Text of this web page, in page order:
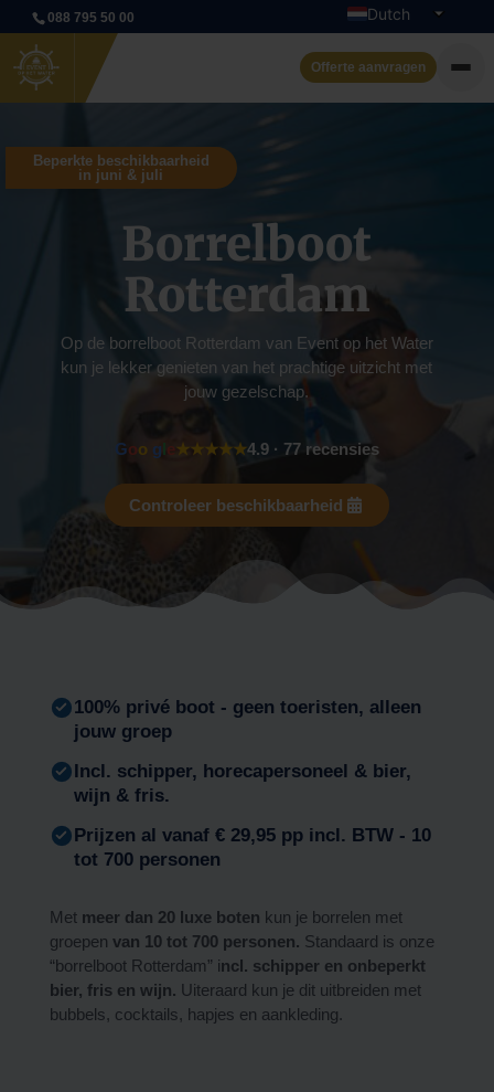
088 795 50 00
Dutch
English
Offerte aanvragen
Evenementenboten
Arrangementen
Contact
Beperkte beschikbaarheid
in juni & juli
Borrelboot
Rotterdam
Op de borrelboot Rotterdam van Event op het Water
kun je lekker genieten van het prachtige uitzicht met
jouw gezelschap.
Goo g e★★★★★4.9 · 77 recensies
Controleer beschikbaarheid
100% privé boot - geen toeristen, alleen
jouw groep
Incl. schipper, horecapersoneel & bier,
wijn & fris.
Prijzen al vanaf € 29,95 pp incl. BTW - 10
tot 700 personen
Met meer dan 20 luxe boten kun je borrelen met
groepen van 10 tot 700 personen. Standaard is onze
“borrelboot Rotterdam” incl. schipper en onbeperkt
bier, fris en wijn. Uiteraard kun je dit uitbreiden met
bubbels, cocktails, hapjes en aankleding.